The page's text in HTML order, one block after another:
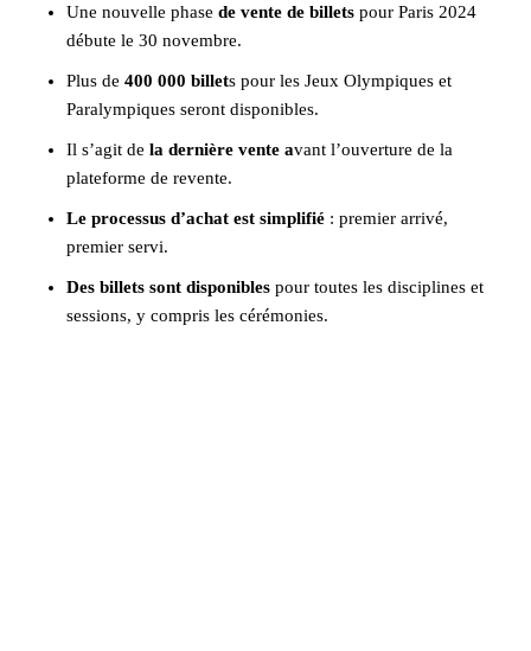
Une nouvelle phase de vente de billets pour Paris 2024
débute le 30 novembre.
Plus de 400 000 billets pour les Jeux Olympiques et
Paralympiques seront disponibles.
Il s’agit de la dernière vente avant l’ouverture de la
plateforme de revente.
Le processus d’achat est simplifié : premier arrivé,
premier servi.
Des billets sont disponibles pour toutes les disciplines et
sessions, y compris les cérémonies.